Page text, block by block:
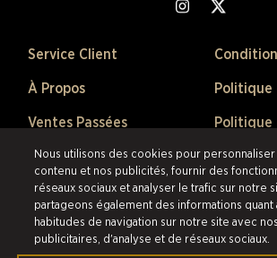
Service Client
À Propos
Ventes Passées
Préférences de Cookies
Politique
Politique
©2026 Scalefast Inc. (faisant affaire sous le nom de
réservés. Les marques citées sont la propriété de leurs
aux États-Unis et dans les autres pays. Scalefast Inc.
nom de ESW) est le revendeur et marchand agréé
Nous utilisons des cookies pour
contenu et nos publicités, fournir des
réseaux sociaux et analyser le trafic sur notre
partageons également des informations quant
habitudes de navigation sur notre site avec
publicitaires, d'analyse et de réseaux sociaux.